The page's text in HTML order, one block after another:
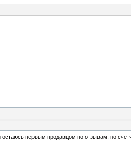
первым продавцом по отзывам, но